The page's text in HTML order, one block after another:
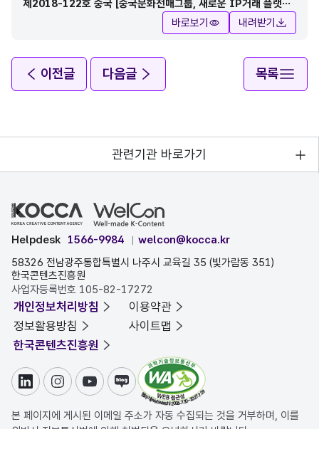
제2018-122호 중국 [중국문화전매그룹, 새로운 IP거래 플랫폼
바로보기 내려받기
이전글 다음글 목록
관련기관 바로가기
Helpdesk 1566-9984
welcon@kocca.kr
58326 전남광주통합특별시 나주시 교육길 35 (빛가람동 351)
한국콘텐츠진흥원
사업자등록번호 105-82-17272
개인정보처리방침
이용약관
정보활용방침
사이트맵
한국콘텐츠진흥원
링크드인인스타그램
유튜브블로그
본 페이지에 게시된 이메일 주소가 자동 수집되는 것을 거부하며, 이를
위반시 정보통신법에 의해 처벌됨을 유념하시기 바랍니다.